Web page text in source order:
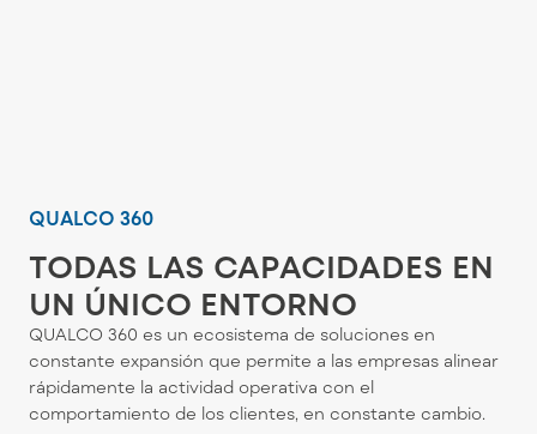
QUALCO 360
TODAS LAS CAPACIDADES EN
UN ÚNICO ENTORNO
QUALCO 360 es un ecosistema de soluciones en
constante expansión que permite a las empresas alinear
rápidamente la actividad operativa con el
comportamiento de los clientes, en constante cambio.